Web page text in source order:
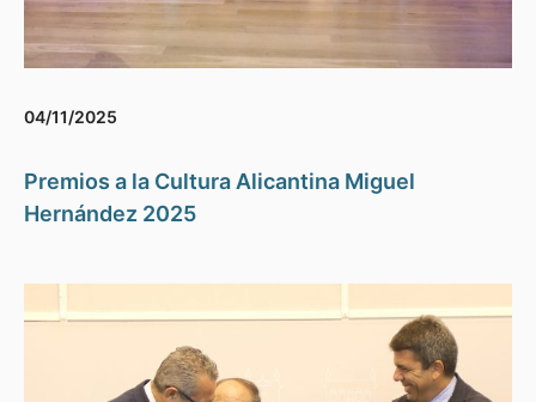
04/11/2025
Premios a la Cultura Alicantina Miguel
Hernández 2025